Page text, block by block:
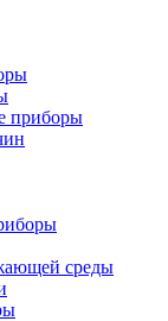
приборы
среды